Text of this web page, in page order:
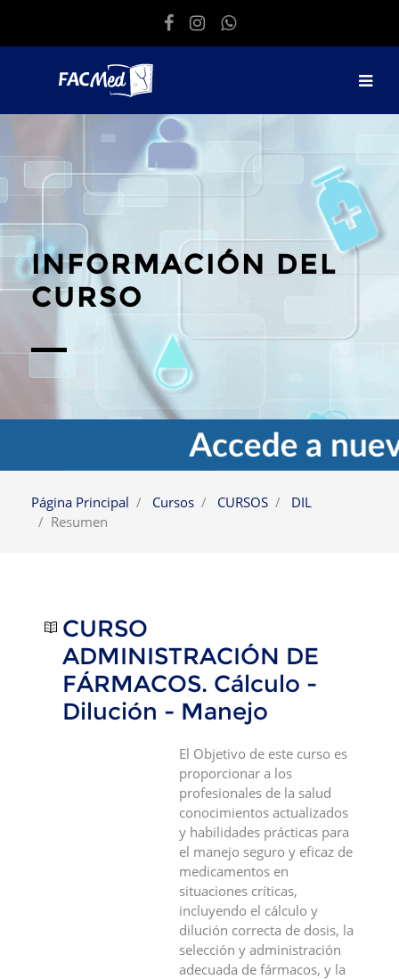
INFORMACIÓN DEL
CURSO
Página Principal Cursos CURSOS
DIL
Resumen
CURSO
ADMINISTRACIÓN DE
FÁRMACOS. Cálculo -
Dilución - Manejo
El Objetivo de este curso es
proporcionar a los
profesionales de la salud
conocimientos actualizados
y habilidades prácticas para
el manejo seguro y eficaz de
medicamentos en
situaciones críticas,
incluyendo el cálculo y
dilución correcta de dosis, la
selección y administración
adecuada de fármacos, y la